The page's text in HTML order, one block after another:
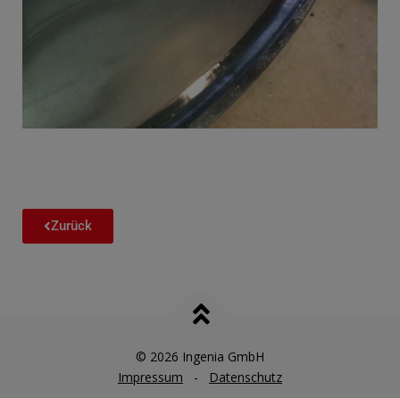
Zurück
© 2026 Ingenia GmbH
Impressum - Datenschutz